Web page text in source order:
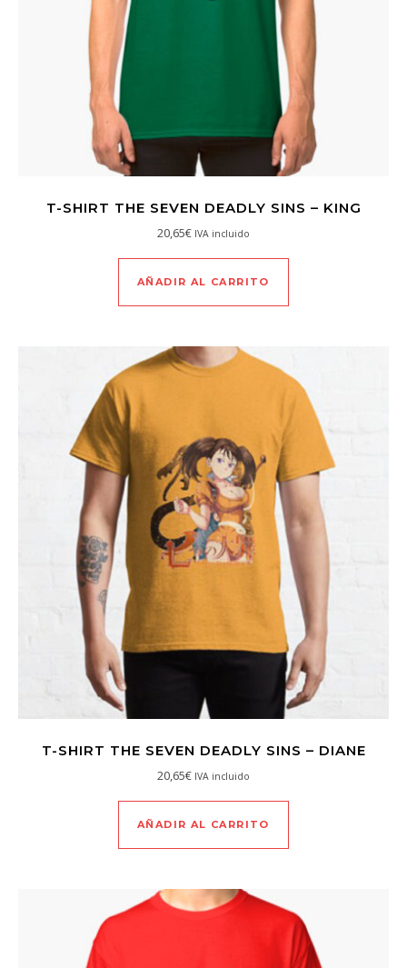
T-SHIRT THE SEVEN DEADLY SINS – KING
20,65€ IVA incluido
AÑADIR AL CARRITO
T-SHIRT THE SEVEN DEADLY SINS – DIANE
20,65€ IVA incluido
AÑADIR AL CARRITO